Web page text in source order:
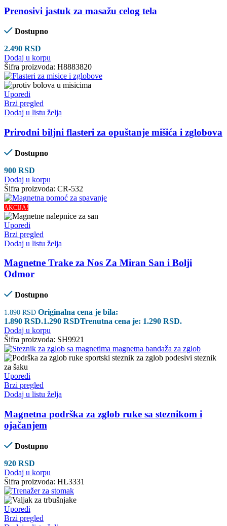
Prenosivi jastuk za masažu celog tela
Dostupno
2.490 RSD
Dodaj u korpu
Šifra proizvoda: H8883820
Uporedi
Brzi pregled
Dodaj u listu želja
Prirodni biljni flasteri za opuštanje mišića i zglobova
Dostupno
900 RSD
Dodaj u korpu
Šifra proizvoda: CR-532
AKCIJA!
Uporedi
Brzi pregled
Dodaj u listu želja
Magnetne Trake za Nos Za Miran San i Bolji
Odmor
Dostupno
1.890RSD Originalna cena je bila:
1.890 RSD.1.290 RSDTrenutna cena je: 1.290 RSD.
Dodaj u korpu
Šifra proizvoda: SH9921
Uporedi
Brzi pregled
Dodaj u listu želja
Magnetna podrška za zglob ruke sa steznikom i
ojačanjem
Dostupno
920 RSD
Dodaj u korpu
Šifra proizvoda: HL3331
Uporedi
Brzi pregled